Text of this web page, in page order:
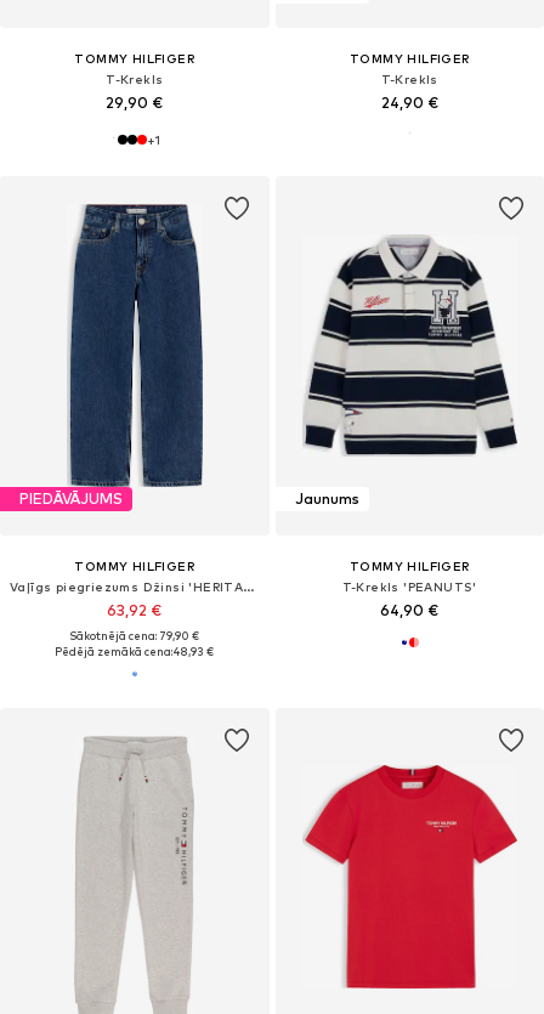
TOMMY HILFIGER
T-Krekls
29,90 €
+1
TOMMY HILFIGER
T-Krekls
24,90 €
PIEDĀVĀJUMS
TOMMY HILFIGER
Vaļīgs piegriezums Džinsi 'HERITAGE'
63,92 €
Sākotnējā cena: 79,90 €
Pēdējā zemākā cena:48,93 €
Jaunums
TOMMY HILFIGER
T-Krekls 'PEANUTS'
64,90 €